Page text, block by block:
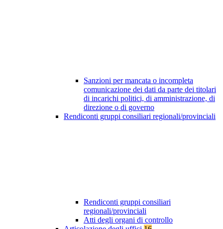
Sanzioni per mancata o incompleta
comunicazione dei dati da parte dei titolari
di incarichi politici, di amministrazione, di
direzione o di governo
Rendiconti gruppi consiliari regionali/provinciali
Rendiconti gruppi consiliari
regionali/provinciali
Atti degli organi di controllo